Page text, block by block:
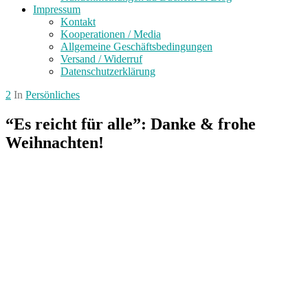
Impressum
Kontakt
Kooperationen / Media
Allgemeine Geschäftsbedingungen
Versand / Widerruf
Datenschutzerklärung
2 In Persönliches
“Es reicht für alle”: Danke & frohe
Weihnachten!